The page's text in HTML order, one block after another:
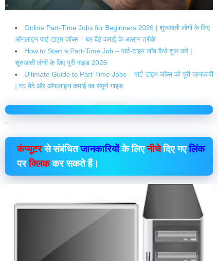
Online Part-Time Jobs for Beginners 2026 | शुरुआती लोगों के लिए
ऑनलाइन पार्ट-टाइम जॉब्स – घर बैठे कमाई के आसान तरीके
How to Start a Part-Time Job – पार्ट-टाइम जॉब कैसे शुरू करें |
शुरुआती लोगों के लिए पूरी गाइड 2026
Ultimate Guide to Part-Time Jobs – पार्ट-टाइम जॉब्स की पूरी जानकारी
| घर बैठे और ऑफलाइन कमाई का संपूर्ण गाइड
कंप्यूटरसे संबंधितजानकारियोंके लिएनीचेदिए गएलिंक
परक्लिककर सकते हैं।